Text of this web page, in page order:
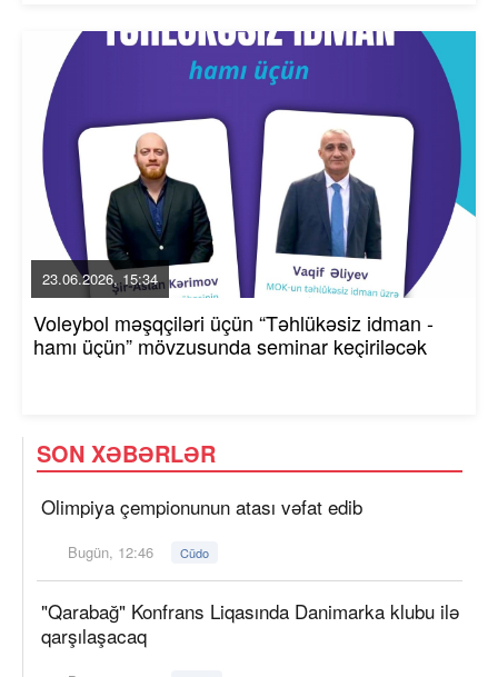
23.06.2026, 15:34
Voleybol məşqçiləri üçün “Təhlükəsiz idman -
hamı üçün” mövzusunda seminar keçiriləcək
SON XƏBƏRLƏR
Olimpiya çempionunun atası vəfat edib
Bugün, 12:46 Cüdo
"Qarabağ" Konfrans Liqasında Danimarka klubu ilə
qarşılaşacaq